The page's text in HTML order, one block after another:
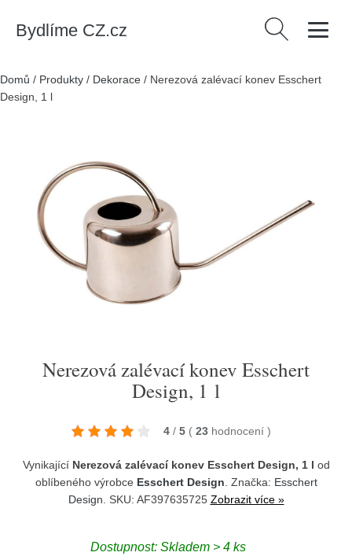
Bydlíme CZ.cz Vyhledávání
Domů / Produkty / Dekorace / Nerezová zalévací konev Esschert
Design, 1 l
Nerezová zalévací konev Esschert
Design, 1 l
4 / 5 ( 23 hodnocení )
Vynikající Nerezová zalévací konev Esschert Design, 1 l od
oblíbeného výrobce Esschert Design . Značka: Esschert
Design . SKU: AF397635725 Zobrazit více »
Dostupnost: Skladem > 4 ks